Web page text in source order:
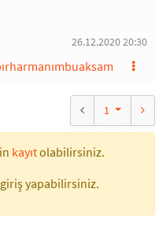
26.12.2020 20:30
1
kayıtolabilirsiniz.
giriş yapabilirsiniz.